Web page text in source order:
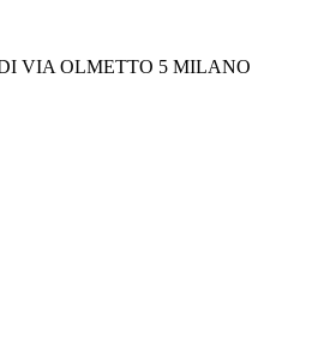
VIA OLMETTO 5 MILANO